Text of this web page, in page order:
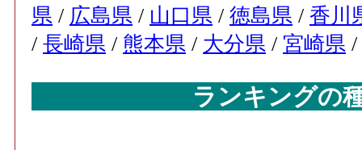
県 / 広島県 / 山口県 / 徳島県 / 香川
/ 長崎県 / 熊本県 / 大分県 / 宮崎県 /
ランキングの